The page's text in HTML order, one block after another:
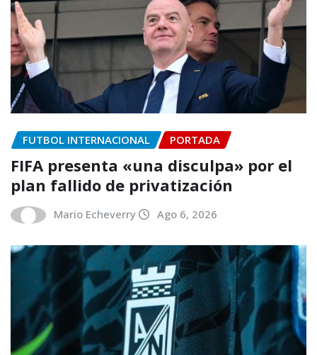
FUTBOL INTERNACIONAL PORTADA
FIFA presenta «una disculpa» por el
plan fallido de privatización
Mario Echeverry Ago 6, 2026